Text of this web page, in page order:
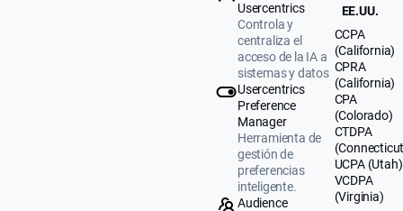
Usercentrics
Controla y
centraliza el
acceso de la IA a
sistemas y datos
Usercentrics
Preference
Manager
Herramienta de
gestión de
preferencias
inteligente.
Audience
EE.UU.
CCPA
(California)
CPRA
(California)
CPA
(Colorado)
CTDPA
UCPA (Utah)
VCDPA
(Virginia)